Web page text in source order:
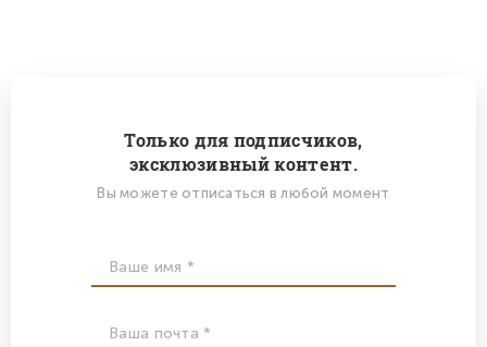
Только для подписчиков,
эксклюзивный контент.
Вы можете отписаться в любой момент